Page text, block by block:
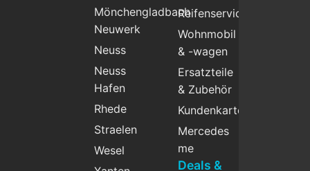
Mönchengladbach
Neuwerk
Neuss
Neuss
Hafen
Rhede
Straelen
Wesel
Reifenservice
Wohnmobil
& -wagen
Ersatzteile
& Zubehör
Kundenkarte
Mercedes
me
Deals &